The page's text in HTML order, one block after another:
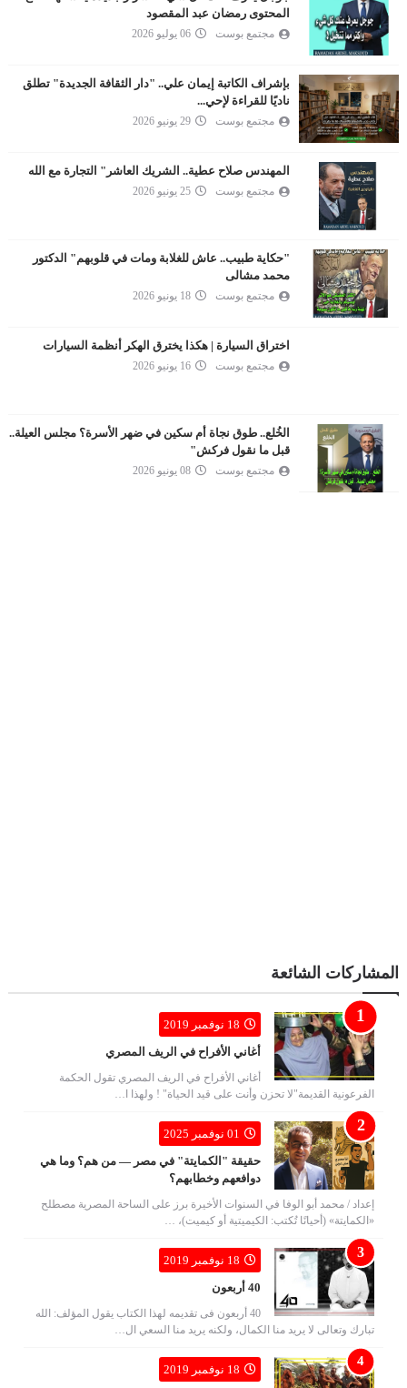
المحتوى رمضان عبد المقصود
مجتمع بوست 06 يوليو 2026
بإشراف الكاتبة إيمان علي.. "دار الثقافة الجديدة" تطلق
ناديًا للقراءة لإحي...
مجتمع بوست 29 يونيو 2026
المهندس صلاح عطية.. الشريك العاشر" التجارة مع الله
مجتمع بوست 25 يونيو 2026
"حكاية طبيب.. عاش للغلابة ومات في قلوبهم" الدكتور
محمد مشالى
مجتمع بوست 18 يونيو 2026
اختراق السيارة | هكذا يخترق الهكر أنظمة السيارات
مجتمع بوست 16 يونيو 2026
الخُلع.. طوق نجاة أم سكين في ضهر الأسرة؟ مجلس العيلة..
قبل ما نقول فركش"
مجتمع بوست 08 يونيو 2026
المشاركات الشائعة
18 نوفمبر 2019
أغاني الأفراح في الريف المصري
أغاني الأفراح في الريف المصري تقول الحكمة
الفرعونية القديمة"لا تحزن وأنت على قيد الحياة" ! ولهذا ا…
01 نوفمبر 2025
حقيقة "الكمايتة" في مصر — من هم؟ وما هي
دوافعهم وخطابهم؟
إعداد / محمد أبو الوفا في السنوات الأخيرة برز على الساحة المصرية مصطلح
«الكمايتة» (أحيانًا تُكتب: الكيميتية أو كيميت)، …
18 نوفمبر 2019
40 أربعون
40 أربعون فى تقديمه لهذا الكتاب يقول المؤلف: الله
تبارك وتعالى لا يريد منا الكمال، ولكنه يريد منا السعي ال…
18 نوفمبر 2019